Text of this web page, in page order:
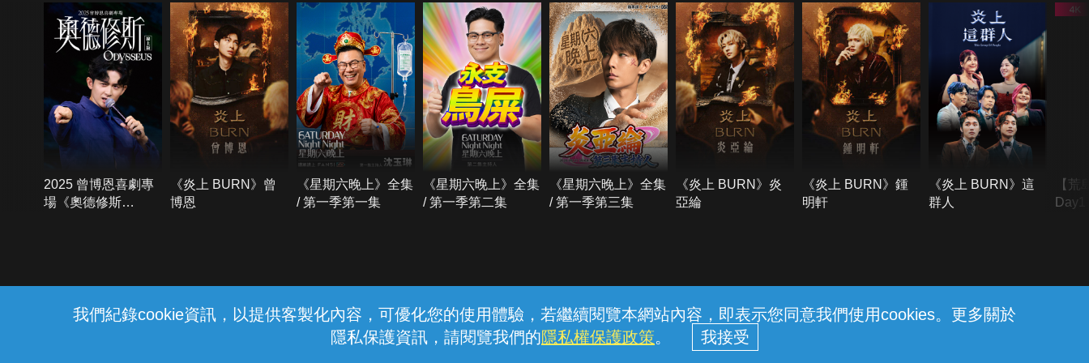
勿至不明或標示禁止之水域戲水， 遇雷雨、閃電、地震或山區烏雲密布時， 請趕快上岸。內政部消防署關心您
我們紀錄cookie資訊，以提供客製化內容，可優化您的使用體驗，若繼續閱覽本網站內容，即表示您同意我們使用cookies。更多關於
隱私保護資訊，請閱覽我們的隱私權保護政策。
2025 曾博恩喜劇專
場《奧德修斯
《炎上 BURN》曾
博恩
《星期六晚上》全集
/ 第一季第一集
《星期六晚上》全集
/ 第一季第二集
《星期六晚上》全集
/ 第一季第三集
《炎上 BURN》炎
亞綸
《炎上 BURN》鍾
明軒
《炎上 BURN》這
群人
【荒
線上客服 服務條款 隱私權保護
中華電信股份有限公司個人家庭分公司 (統一編號：96979949) © 2026